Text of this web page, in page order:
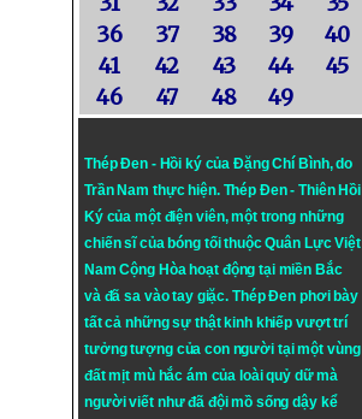
36
37 38 39
40
41
42 43 44
45
46
47 48 49
Thép Đen - Hồi ký của Đặng Chí Bình, do
Trần Nam thực hiện. Thép Đen- Thiên Hồi
Ký của một điện viên, một trong những
chiến sĩ của bóng tối thuộc Quân Lực Việt
Nam Cộng Hòa hoạt động tại miền Bắc
và đã sa vào tay giặc. Thép Đen phơi bày
tất cả những sự thật kinh khiếp vượt trí
tưởng tượng của con người tại một vùng
đất mịt mù hắc ám của loài quỷ dữ mà
người viết như đã đội mồ sống dậy kể